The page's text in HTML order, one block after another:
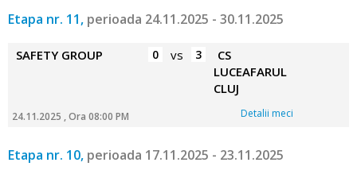
Etapa nr. 11, perioada 24.11.2025 - 30.11.2025
SAFETY GROUP 0 vs 3
CS
LUCEAFARUL
CLUJ
24.11.2025 , Ora 08:00 PM Detalii meci
Etapa nr. 10, perioada 17.11.2025 - 23.11.2025